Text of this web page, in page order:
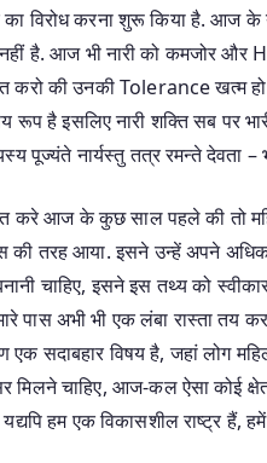
विरोध करना शुरू किया है. आज
नहीं है. आज भी नारी को कमजोर और
करो की उनकी Tolerance खत्म
रूप है इसलिए नारी शक्ति सब पर
पूज्यंते नार्यस्तु तत्र रमन्ते देवता –
करे आज के कुछ साल पहले की तो
की तरह आया. इसने उन्हें अपने
चाहिए, इसने इस तथ्य को
पास अभी भी एक लंबा रास्ता
एक सदाबहार विषय है, जहां लोग
मिलने चाहिए, आज-कल ऐसा कोई
हम एक विकासशील राष्ट्र हैं, हमें